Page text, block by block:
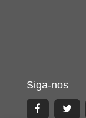
Siga-nos